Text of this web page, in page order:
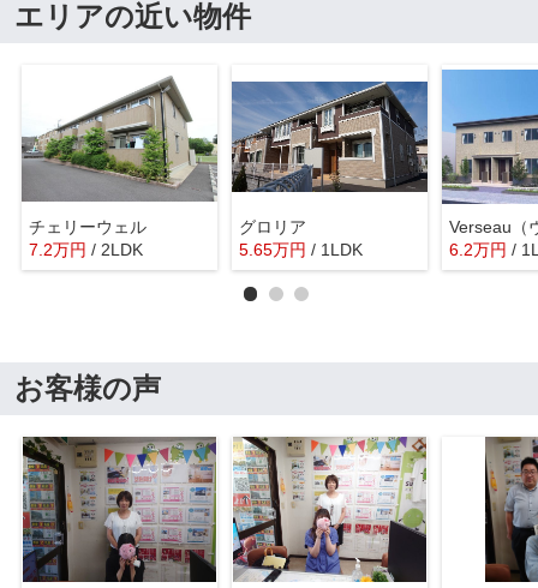
エリアの近い物件
チェリーウェル
7.2万円 / 2LDK
グロリア
5.65万円 / 1LDK
Verseau（
6.2万円 /
お客様の声